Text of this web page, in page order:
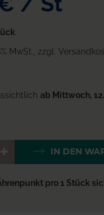
MwSt. zzgl.
ab Mittwoch,
IN DEN
pro 1 Stück